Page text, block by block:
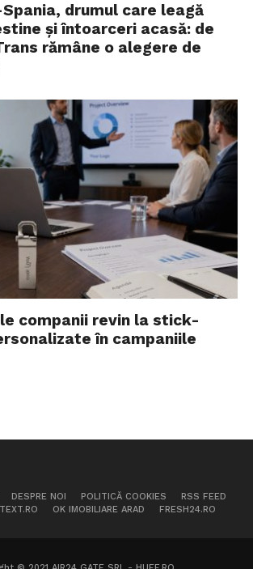
drumul care leagă
și întoarceri acasă: de
rămâne o alegere de
companii revin la stick-
în campaniile
DESPRE NOI POLITICĂ COOKIES
RSS FEED
OK IMOBILIARE ARAD FRESH24.RO